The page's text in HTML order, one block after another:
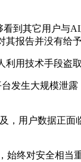
其它用户与
报告并没有给
技术手段盗
生大规模泄露
用户数据正面
终对安全相当